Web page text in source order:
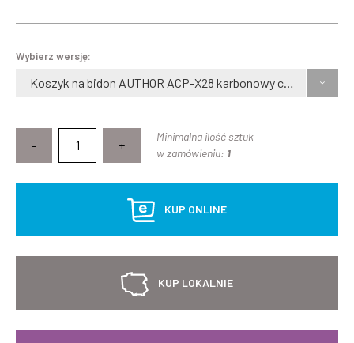
Wybierz wersję:
- +
Minimalna ilość sztuk
w zamówieniu: 1
KUP ONLINE
KUP LOKALNIE